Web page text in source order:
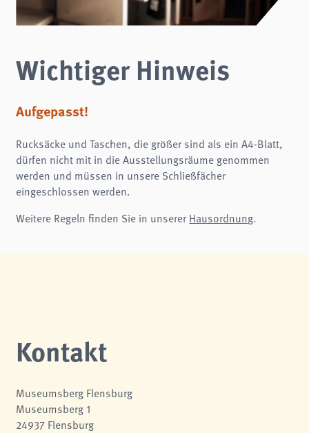
Wichtiger Hinweis
Aufgepasst!
Rucksäcke und Taschen, die größer sind als ein A4-Blatt,
dürfen nicht mit in die Ausstellungsräume genommen
werden und müssen in unsere Schließfächer
eingeschlossen werden.
Weitere Regeln finden Sie in unserer Hausordnung.
Kontakt
Museumsberg Flensburg
Museumsberg 1
24937 Flensburg